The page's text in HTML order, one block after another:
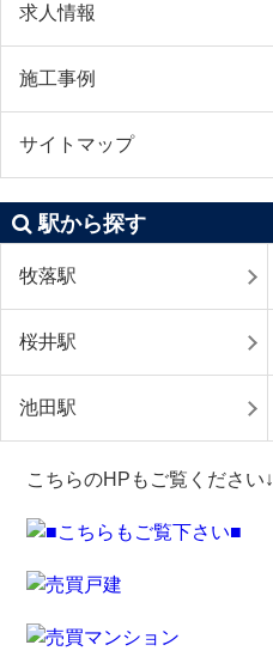
求人情報
施工事例
サイトマップ
駅から探す
牧落駅
桜井駅
池田駅
こちらのHPもご覧ください↓